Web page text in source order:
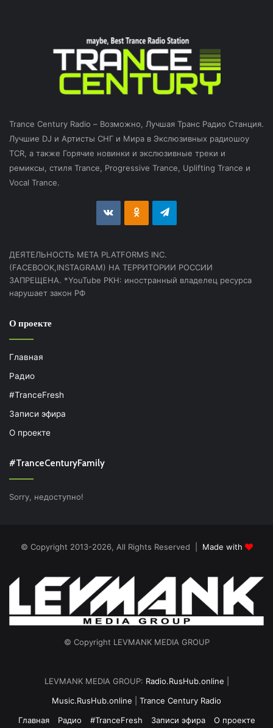
Trance Century Radio – Возможно, Лучшая Транс Радио Станция.
Лучшие DJ и Артисты СНГ и Мира в Экслюзивных радиошоу
TCR, а также Горячие новинки и экслюзивные треки и
ремиксы, стиля Trance, Progressive Trance, Uplifting Trance и
Vocal Trance.
vk.com Odnoklassniki
Telegram
ДЕЯТЕЛЬНОСТЬ МЕТА PLATFORMS INC.
(FACEBOOK,INSTAGRAM) НА ТЕРРИТОРИИ РОССИИ
ЗАПРЕЩЕНА. *YouTube РКН: иностранный владелец ресурса
нарушает закон РФ
О проекте
Главная
Радио
#TranceFresh
Записи эфира
О проекте
#TranceCenturyFamily
Sorry, недоступно!
© Copyright 2013-2026, All Rights Reserved | Made with
© Copyright LEVMANK MEDIA GROUP
LEVMANK MEDIA GROUP: Radio.RusHub.online
Music.RusHub.online
Trance Century Radio
Главная
Радио #TranceFresh Записи эфира О проекте